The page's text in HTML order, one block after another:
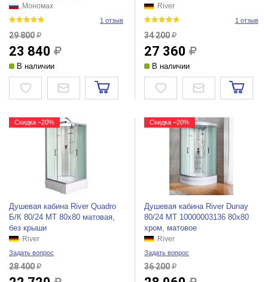
Мономах
1 отзыв
29 800
23 840
В наличии
River
1 отзыв
34 200
27 360
В наличии
Скидка −20%
Душевая кабина River Quadro
Б/К 80/24 МТ 80x80 матовая,
без крыши
River
Задать вопрос
28 400
Скидка −20%
Душевая кабина River Dunay
80/24 МТ 10000003136 80x80
хром, матовое
River
Задать вопрос
36 200